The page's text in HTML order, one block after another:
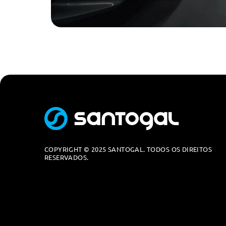
Isofix Nos Bancos Traseiros Externos E Banco Do Passeiro
Airbags Para Cabeça Na Frt. E Tras. Airb Lat. Na Frnt.
Airbag De Cortina Para Passageiros Dianteiro E Traseiro
Encostos De Cabeça Traseiros Ajustaveis Em Altura
Audio/Comunicações/Instrumentos
Recepçao Digital (Dab+)
COPYRIGHT © 2025 SANTOGAL. TODOS OS DIREITOS
RESERVADOS.